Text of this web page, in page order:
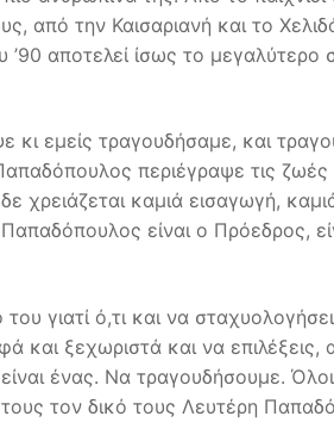
από την Καισαριανή και το
’90 αποτελεί ίσως το
εμείς τραγουδήσαμε, και
περιέγραψε τις ζωές
χρειάζεται καμιά εισαγωγή,
είναι ο Πρόεδρος,
γιατί ό,τι και να
και ξεχωριστά και να επιλέξεις,
ένας. Να τραγουδήσουμε.
τον δικό τους Λευτέρη